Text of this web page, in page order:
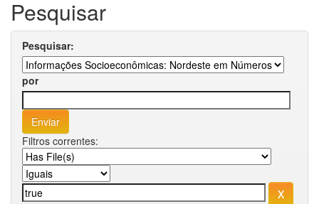
Pesquisar
Pesquisar:
por
Filtros correntes: